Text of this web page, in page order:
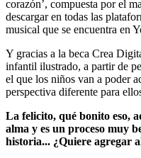
corazón’, compuesta por el
descargar en todas las
musical que se encuentra en
Y gracias a la beca Crea
infantil ilustrado, a partir de
el que los niños van a poder
perspectiva diferente para
La felicito, qué bonito eso,
alma y es un proceso muy
historia... ¿Quiere agregar